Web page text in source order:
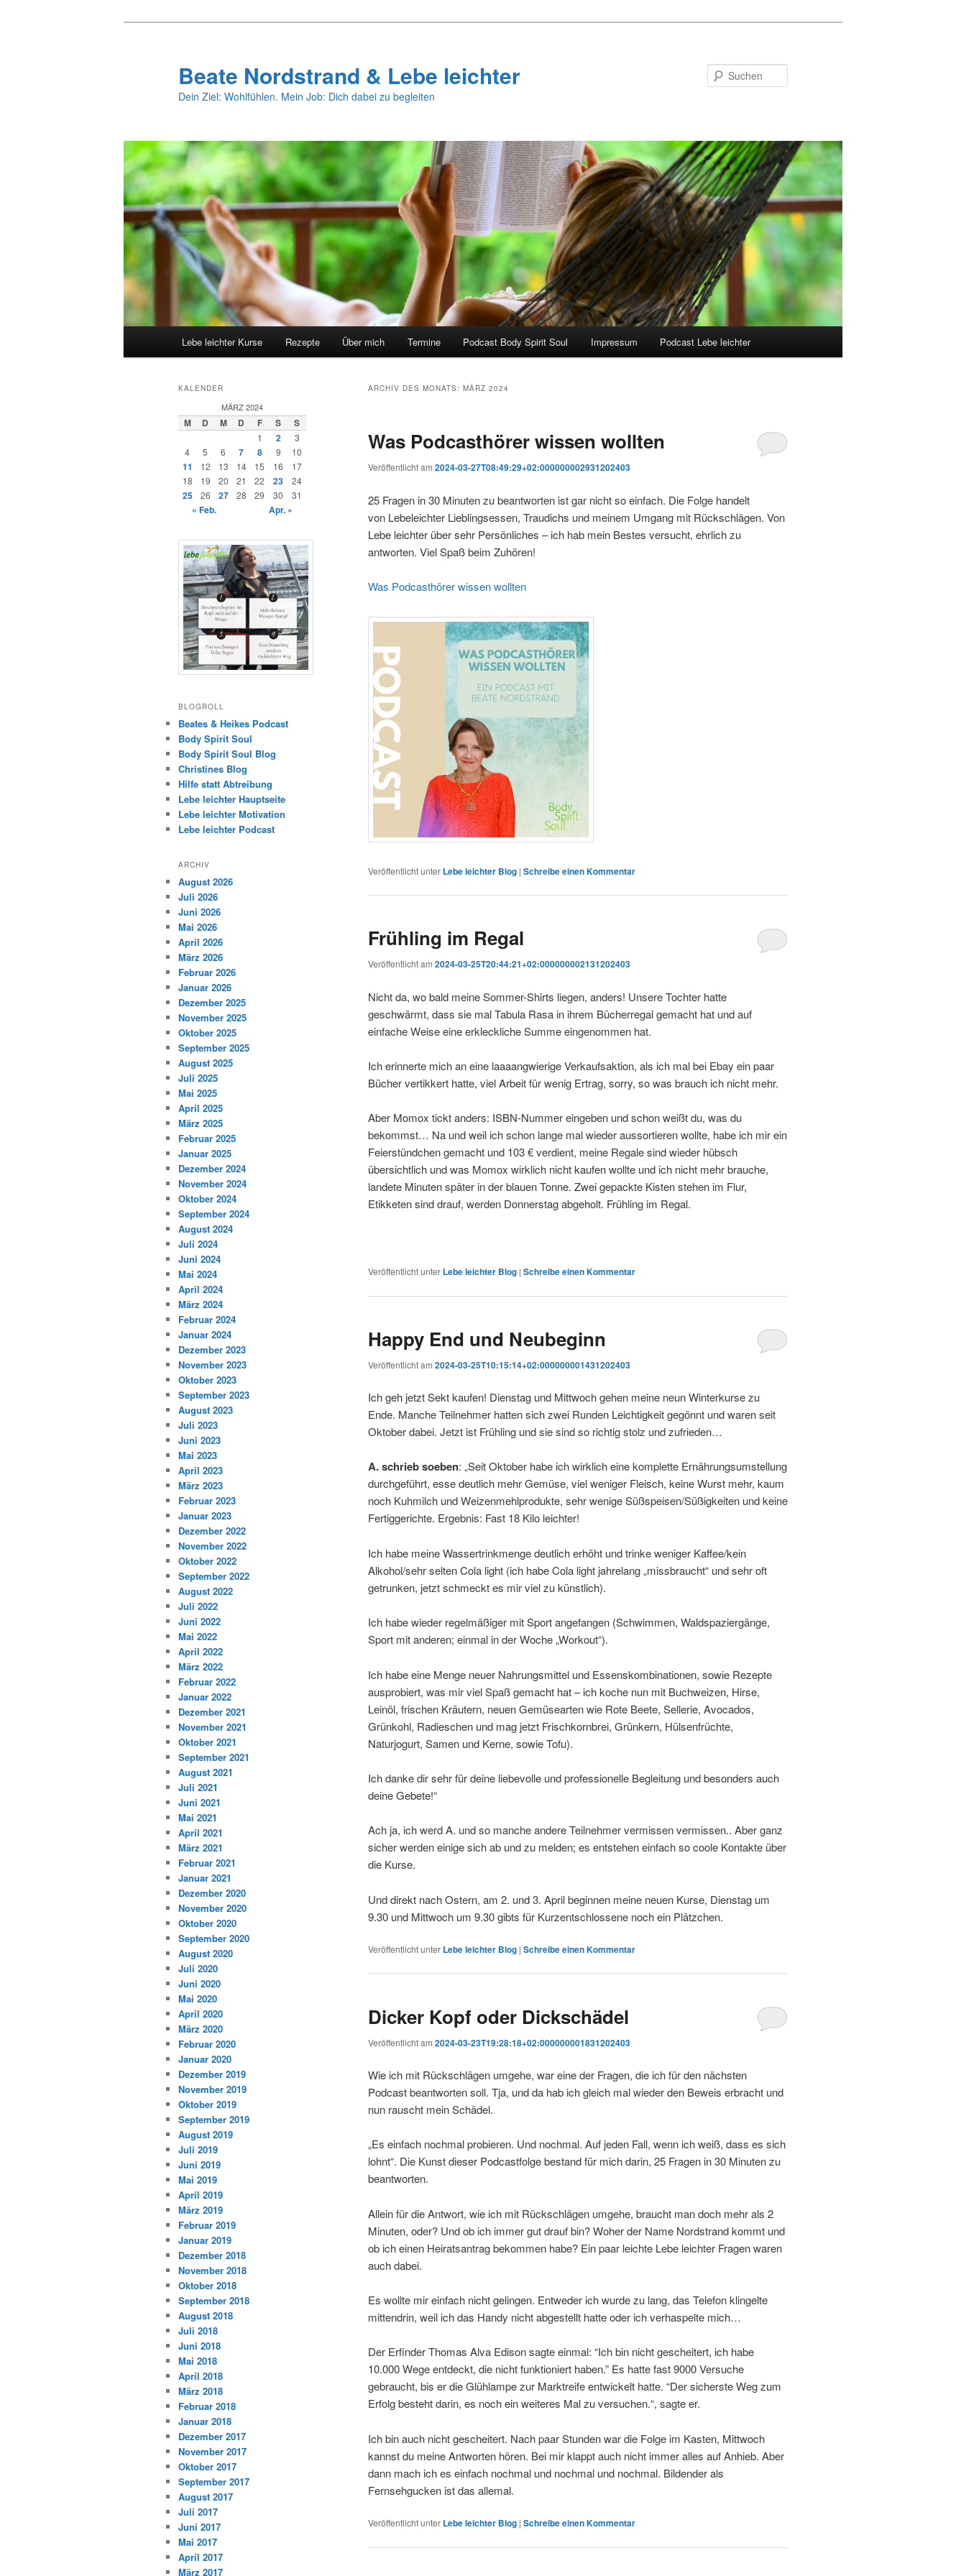
Beate Nordstrand & Lebe leichter
Dein Ziel: Wohlfühlen. Mein Job: Dich dabei zu begleiten
Lebe leichter Kurse Rezepte Über mich Termine Podcast Body Spirit Soul Impressum Podcast Lebe leichter
ARCHIV DES MONATS: MÄRZ 2024
Was Podcasthörer wissen wollten
Veröffentlicht am 2024-03-27T08:49:29+02:000000002931202403
25 Fragen in 30 Minuten zu beantworten ist gar nicht so einfach. Die Folge handelt
von Lebeleichter Lieblingsessen, Traudichs und meinem Umgang mit Rückschlägen. Von
Lebe leichter über sehr Persönliches – ich hab mein Bestes versucht, ehrlich zu
antworten. Viel Spaß beim Zuhören!
Was Podcasthörer wissen wollten
Veröffentlicht unter Lebe leichter Blog | Schreibe einen Kommentar
Frühling im Regal
Veröffentlicht am 2024-03-25T20:44:21+02:000000002131202403
Nicht da, wo bald meine Sommer-Shirts liegen, anders! Unsere Tochter hatte
geschwärmt, dass sie mal Tabula Rasa in ihrem Bücherregal gemacht hat und auf
einfache Weise eine erkleckliche Summe eingenommen hat.
Ich erinnerte mich an eine laaaangwierige Verkaufsaktion, als ich mal bei Ebay ein paar
Bücher vertikkert hatte, viel Arbeit für wenig Ertrag, sorry, so was brauch ich nicht mehr.
Aber Momox tickt anders: ISBN-Nummer eingeben und schon weißt du, was du
bekommst… Na und weil ich schon lange mal wieder aussortieren wollte, habe ich mir ein
Feierstündchen gemacht und 103 € verdient, meine Regale sind wieder hübsch
übersichtlich und was Momox wirklich nicht kaufen wollte und ich nicht mehr brauche,
landete Minuten später in der blauen Tonne. Zwei gepackte Kisten stehen im Flur,
Etikketen sind drauf, werden Donnerstag abgeholt. Frühling im Regal.
Veröffentlicht unter Lebe leichter Blog | Schreibe einen Kommentar
Happy End und Neubeginn
Veröffentlicht am 2024-03-25T10:15:14+02:000000001431202403
Ich geh jetzt Sekt kaufen! Dienstag und Mittwoch gehen meine neun Winterkurse zu
Ende. Manche Teilnehmer hatten sich zwei Runden Leichtigkeit gegönnt und waren seit
Oktober dabei. Jetzt ist Frühling und sie sind so richtig stolz und zufrieden…
A. schrieb soeben: „Seit Oktober habe ich wirklich eine komplette Ernährungsumstellung
durchgeführt, esse deutlich mehr Gemüse, viel weniger Fleisch, keine Wurst mehr, kaum
noch Kuhmilch und Weizenmehlprodukte, sehr wenige Süßspeisen/Süßigkeiten und keine
Fertiggerichte. Ergebnis: Fast 18 Kilo leichter!
Ich habe meine Wassertrinkmenge deutlich erhöht und trinke weniger Kaffee/kein
Alkohol/sehr selten Cola light (ich habe Cola light jahrelang „missbraucht“ und sehr oft
getrunken, jetzt schmeckt es mir viel zu künstlich).
Ich habe wieder regelmäßiger mit Sport angefangen (Schwimmen, Waldspaziergänge,
Sport mit anderen; einmal in der Woche „Workout“).
Ich habe eine Menge neuer Nahrungsmittel und Essenskombinationen, sowie Rezepte
ausprobiert, was mir viel Spaß gemacht hat – ich koche nun mit Buchweizen, Hirse,
Leinöl, frischen Kräutern, neuen Gemüsearten wie Rote Beete, Sellerie, Avocados,
Grünkohl, Radieschen und mag jetzt Frischkornbrei, Grünkern, Hülsenfrüchte,
Naturjogurt, Samen und Kerne, sowie Tofu).
Ich danke dir sehr für deine liebevolle und professionelle Begleitung und besonders auch
deine Gebete!“
Ach ja, ich werd A. und so manche andere Teilnehmer vermissen vermissen.. Aber ganz
sicher werden einige sich ab und zu melden; es entstehen einfach so coole Kontakte über
die Kurse.
Und direkt nach Ostern, am 2. und 3. April beginnen meine neuen Kurse, Dienstag um
9.30 und Mittwoch um 9.30 gibts für Kurzentschlossene noch ein Plätzchen.
Veröffentlicht unter Lebe leichter Blog | Schreibe einen Kommentar
Dicker Kopf oder Dickschädel
Veröffentlicht am 2024-03-23T19:28:18+02:000000001831202403
Wie ich mit Rückschlägen umgehe, war eine der Fragen, die ich für den nächsten
Podcast beantworten soll. Tja, und da hab ich gleich mal wieder den Beweis erbracht und
nun rauscht mein Schädel.
„Es einfach nochmal probieren. Und nochmal. Auf jeden Fall, wenn ich weiß, dass es sich
lohnt“. Die Kunst dieser Podcastfolge bestand für mich darin, 25 Fragen in 30 Minuten zu
beantworten.
Allein für die Antwort, wie ich mit Rückschlägen umgehe, braucht man doch mehr als 2
Minuten, oder? Und ob ich immer gut drauf bin? Woher der Name Nordstrand kommt und
ob ich einen Heiratsantrag bekommen habe? Ein paar leichte Lebe leichter Fragen waren
auch dabei.
Es wollte mir einfach nicht gelingen. Entweder ich wurde zu lang, das Telefon klingelte
mittendrin, weil ich das Handy nicht abgestellt hatte oder ich verhaspelte mich…
Der Erfinder Thomas Alva Edison sagte einmal: “Ich bin nicht gescheitert, ich habe
10.000 Wege entdeckt, die nicht funktioniert haben.” Es hatte fast 9000 Versuche
gebraucht, bis er die Glühlampe zur Marktreife entwickelt hatte. “Der sicherste Weg zum
Erfolg besteht darin, es noch ein weiteres Mal zu versuchen.“, sagte er.
Ich bin auch nicht gescheitert. Nach paar Stunden war die Folge im Kasten, Mittwoch
kannst du meine Antworten hören. Bei mir klappt auch nicht immer alles auf Anhieb. Aber
dann mach ich es einfach nochmal und nochmal und nochmal. Bildender als
Fernsehgucken ist das allemal.
Veröffentlicht unter Lebe leichter Blog | Schreibe einen Kommentar
KALENDER
MÄRZ 2024
M D M D F S S
1 2
3
4
5 6 7 8 9 10
11 12 13 14 15 16
17
18
19 20 21 22 23 24
25 26 27 28 29 30 31
« Feb. Apr. »
BLOGROLL
Beates & Heikes Podcast
Body Spirit Soul
Body Spirit Soul Blog
Christines Blog
Hilfe statt Abtreibung
Lebe leichter Hauptseite
Lebe leichter Motivation
Lebe leichter Podcast
ARCHIV
August 2026
Juli 2026
Juni 2026
Mai 2026
April 2026
März 2026
Februar 2026
Januar 2026
Dezember 2025
November 2025
Oktober 2025
September 2025
August 2025
Juli 2025
Mai 2025
April 2025
März 2025
Februar 2025
Januar 2025
Dezember 2024
November 2024
Oktober 2024
September 2024
August 2024
Juli 2024
Juni 2024
Mai 2024
April 2024
März 2024
Februar 2024
Januar 2024
Dezember 2023
November 2023
Oktober 2023
September 2023
August 2023
Juli 2023
Juni 2023
Mai 2023
April 2023
März 2023
Februar 2023
Januar 2023
Dezember 2022
November 2022
Oktober 2022
September 2022
August 2022
Juli 2022
Juni 2022
Mai 2022
April 2022
März 2022
Februar 2022
Januar 2022
Dezember 2021
November 2021
Oktober 2021
September 2021
August 2021
Juli 2021
Juni 2021
Mai 2021
April 2021
März 2021
Februar 2021
Januar 2021
Dezember 2020
November 2020
Oktober 2020
September 2020
August 2020
Juli 2020
Juni 2020
Mai 2020
April 2020
März 2020
Februar 2020
Januar 2020
Dezember 2019
November 2019
Oktober 2019
September 2019
August 2019
Juli 2019
Juni 2019
Mai 2019
April 2019
März 2019
Februar 2019
Januar 2019
Dezember 2018
November 2018
Oktober 2018
September 2018
August 2018
Juli 2018
Juni 2018
Mai 2018
April 2018
März 2018
Februar 2018
Januar 2018
Dezember 2017
November 2017
Oktober 2017
September 2017
August 2017
Juli 2017
Juni 2017
Mai 2017
April 2017
März 2017